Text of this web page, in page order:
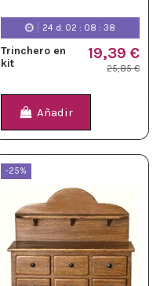
24 d. 02 : 08 :37
Trinchero en
kit
19,39 €
25,85 €
Añadir
-25%